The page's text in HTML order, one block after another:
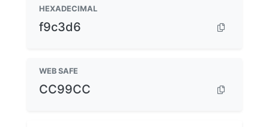
HEXADECIMAL
f9c3d6
WEB SAFE
CC99CC